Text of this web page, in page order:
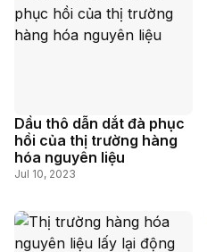
Dầu thô dẫn dắt đà phục
hồi của thị trường hàng
hóa nguyên liệu
Jul 10, 2023